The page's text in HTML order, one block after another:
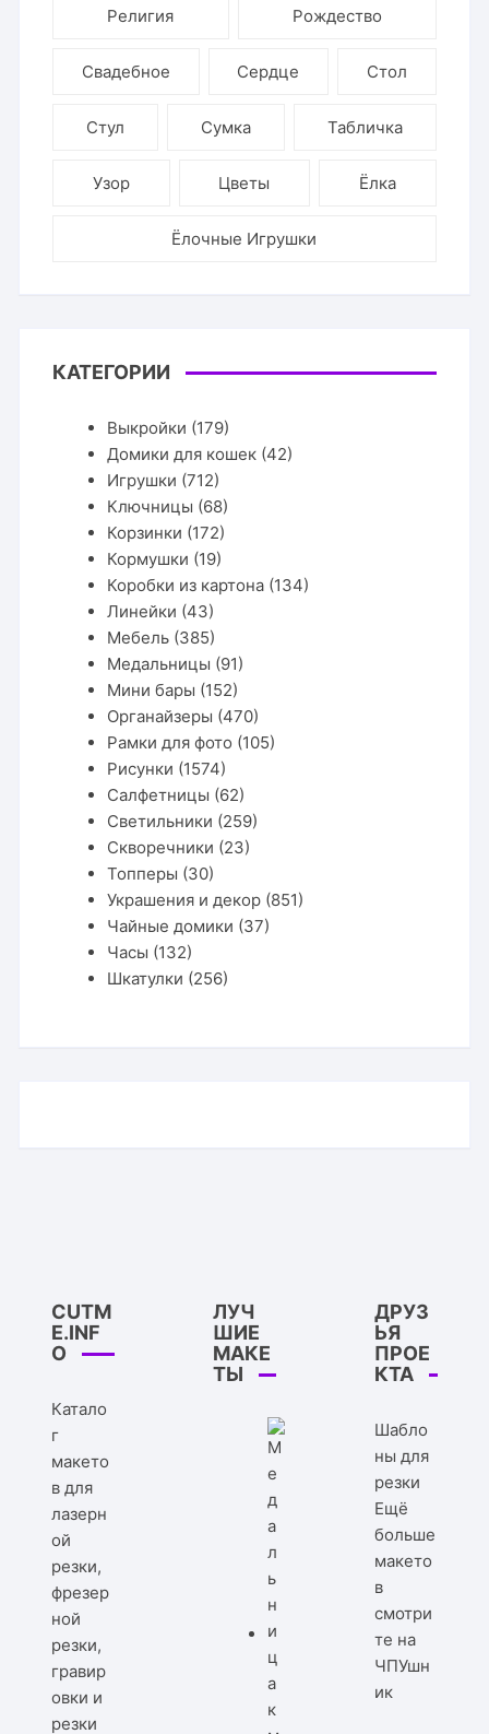
Религия Рождество
Свадебное Сердце Стол
Стул Сумка Табличка
Узор Цветы Ёлка
Ёлочные Игрушки
КАТЕГОРИИ
Выкройки (179)
Домики для кошек (42)
Игрушки (712)
Ключницы (68)
Корзинки (172)
Кормушки (19)
Коробки из картона (134)
Линейки (43)
Мебель (385)
Медальницы (91)
Мини бары (152)
Органайзеры (470)
Рамки для фото (105)
Рисунки (1574)
Салфетницы (62)
Светильники (259)
Скворечники (23)
Топперы (30)
Украшения и декор (851)
Чайные домики (37)
Часы (132)
Шкатулки (256)
CUTM
E.INF
O
Катало
г
макето
в для
лазерн
ой
резки,
фрезер
ной
резки,
гравир
овки и
резки
ЛУЧ
ШИЕ
МАКЕ
ТЫ
ДРУЗ
ЬЯ
ПРОЕ
КТА
Шабло
ны для
резки
Ещё
больше
макето
в
смотри
те на
ЧПУшн
ик